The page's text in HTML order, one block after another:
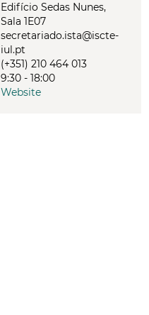
Edifício Sedas Nunes,
Sala 1E07
secretariado.ista@iscte-
iul.pt
(+351) 210 464 013
9:30 - 18:00
Website